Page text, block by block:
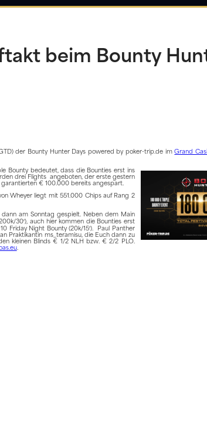
beim Bounty
der Bounty Hunter Days powered by poker-trip.de imGrand
Bounty bedeutet, dass die Bounties erst ins
drei Flights angeboten, der erste gestern
garantierten € 100.000 bereits angespart.
Wheyer liegt mit 551.000 Chips auf Rang 2
am Sonntag gespielt. Neben dem Main
30′), auch hier kommen die Bounties erst
Friday Night Bounty (20k/15′). Paul Panther
Praktikantin ms_teramisu, die Euch dann zu
kleinen Blinds € 1/2 NLH bzw. € 2/2 PLO.
.